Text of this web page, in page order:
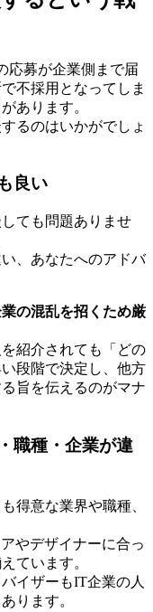
応募が企業側まで届
不採用となってしま
あります。
るのはいかがでしょ
良い
ても問題ありませ
、あなたへのアドバ
の混乱を招くため厳
紹介されても「どの
段階で決定し、他方
旨を伝えるのがマナ
職種・企業が違
得意な業界や職種、
やデザイナーに合っ
ています。
イザーもIT企業の人
ります。